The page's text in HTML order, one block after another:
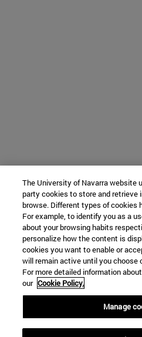
The University of Navarra website
party cookies to store and retrieve
browse. Different types of cookies
For example, to identify you as a
about your browsing habits
personalize how the content is
cookies you want to enable or
will remain active until you choose
For more detailed information
our Cookie Policy.
Manage